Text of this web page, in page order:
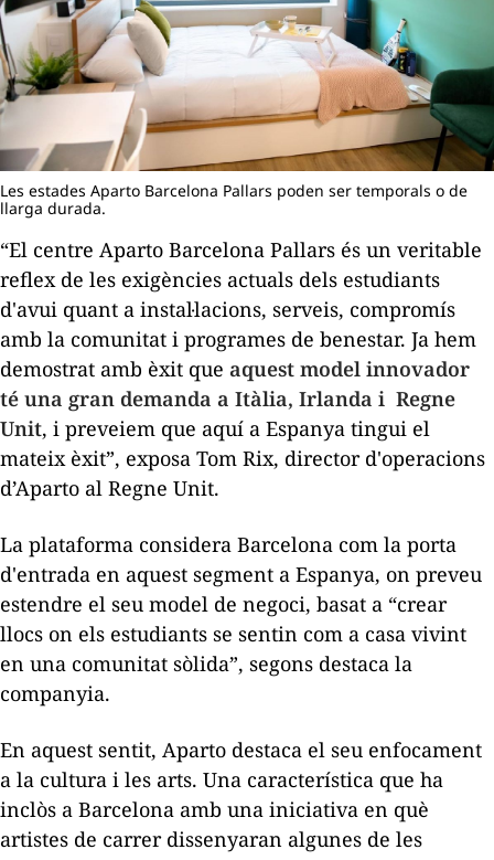
Les estades Aparto Barcelona Pallars poden ser temporals o de
llarga durada.
“El centre Aparto Barcelona Pallars és un veritable
reflex de les exigències actuals dels estudiants
d'avui quant a instal·lacions, serveis, compromís
amb la comunitat i programes de benestar. Ja hem
demostrat amb èxit que aquest model innovador
té una gran demanda a Itàlia, Irlanda i Regne
Unit, i preveiem que aquí a Espanya tingui el
mateix èxit”, exposa Tom Rix, director d'operacions
d’Aparto al Regne Unit.
La plataforma considera Barcelona com la porta
d'entrada en aquest segment a Espanya, on preveu
estendre el seu model de negoci, basat a “crear
llocs on els estudiants se sentin com a casa vivint
en una comunitat sòlida”, segons destaca la
companyia.
En aquest sentit, Aparto destaca el seu enfocament
a la cultura i les arts. Una característica que ha
inclòs a Barcelona amb una iniciativa en què
artistes de carrer dissenyaran algunes de les